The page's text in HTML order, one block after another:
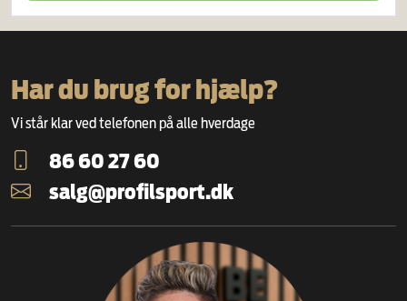
Har du brug for hjælp?
Vi står klar ved telefonen på alle hverdage
86 60 27 60
salg@profilsport.dk